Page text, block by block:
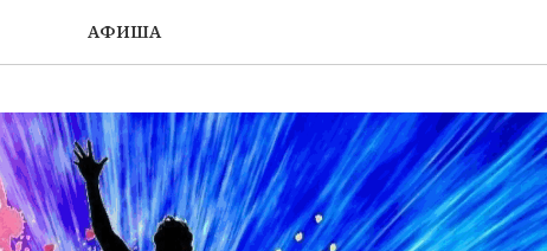
АФИША